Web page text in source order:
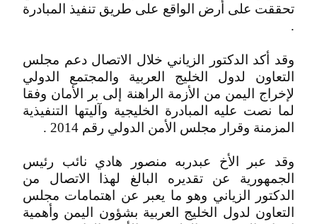
تحققت على أرض الواقع على طريق تنفيذ المبادرة
.
وقد أكد الدكتور الزياني خلال الاتصال دعم مجلس
التعاون لدول الخليج العربية والمجتمع الدولي
لإخراج اليمن من الأزمة الراهنة إلى بر الأمان وفقا
لما نصت عليه المبادرة الخليجية وآليتها التنفيذية
المزمنة وقرار مجلس الأمن الدولي رقم 2014 .
وقد عبر الأخ عبدربه منصور هادي نائب رئيس
الجمهورية عن تقديره البالغ لهذا الاتصال من
الدكتور الزياني وهو ما يعبر عن اهتمامات مجلس
التعاون لدول الخليج العربية بشؤون اليمن وأهمية